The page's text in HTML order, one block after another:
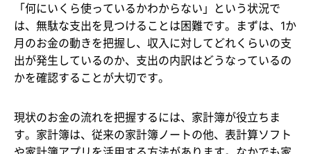
「何にいくら使っているかわからない」という状況で
は、無駄な支出を見つけることは困難です。まずは、1か
月のお金の動きを把握し、収入に対してどれくらいの支
出が発生しているのか、支出の内訳はどうなっているの
かを確認することが大切です。
現状のお金の流れを把握するには、家計簿が役立ちま
す。家計簿は、従来の家計簿ノートの他、表計算ソフト